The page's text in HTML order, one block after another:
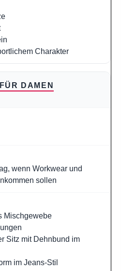
Charakter
DAMEN
wenn Workwear und
sollen
Mischgewebe
Sitz mit Dehnbund im
im Jeans-Stil